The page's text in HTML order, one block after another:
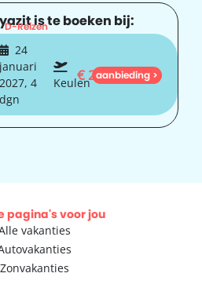
is te boeken bij:
D-Reizen
24
januari
2027, 4
dgn
Keulen
€242
aanbieding >
pagina's voor jou
vakanties
Zonvakanties